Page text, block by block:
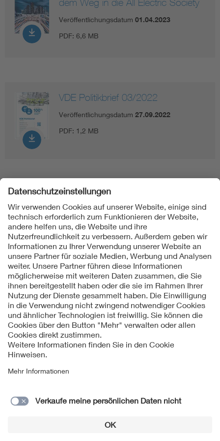
Veröffentlichungsdatum 01.04.2023
PDF: 6,6 MB
VDE Politikbrief 03/2022
Veröffentlichungsdatum 27.09.2022
PDF: 1,2 MB
Folgen Sie uns
Kontakt
Impressum
Datenschutzinformationen
Cookie Hinweise
Compliance
Jahresarchiv
© 2026 VDE Verband der Elektrotechnik Elektronik